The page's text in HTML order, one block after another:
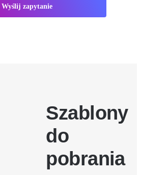
Wyślij zapytanie
Szablony
do
pobrania